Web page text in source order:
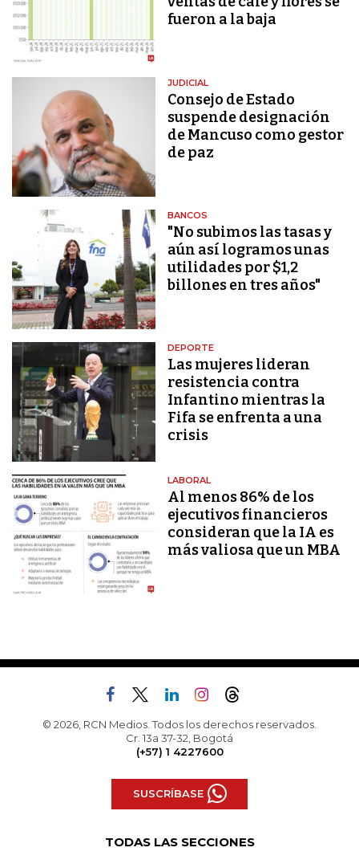
fueron a la baja
JUDICIAL
Consejo de Estado
suspende designación
de Mancuso como gestor
de paz
BANCOS
"No subimos las tasas y
aún así logramos unas
utilidades por $1,2
billones en tres años"
DEPORTE
Las mujeres lideran
resistencia contra
Infantino mientras la
Fifa se enfrenta a una
crisis
LABORAL
Al menos 86% de los
ejecutivos financieros
consideran que la IA es
más valiosa que un MBA
© 2026, RCN Medios. Todos los derechos reservados.
Cr. 13a 37-32, Bogotá
(+57) 1 4227600
SUSCRÍBASE
TODAS LAS SECCIONES